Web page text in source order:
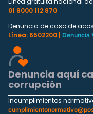
01 8000 112 870
Denuncia de caso de
Línea: 6502200 |
Denuncia
Denuncia aquí
corrupción
Incumplimientos